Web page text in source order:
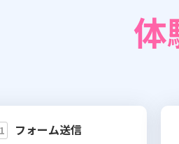
体
フォーム送信